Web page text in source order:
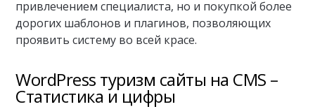
привлечением специалиста, но и покупкой более
дорогих шаблонов и плагинов, позволяющих
проявить систему во всей красе.
WordPress туризм сайты на CMS –
Статистика и цифры